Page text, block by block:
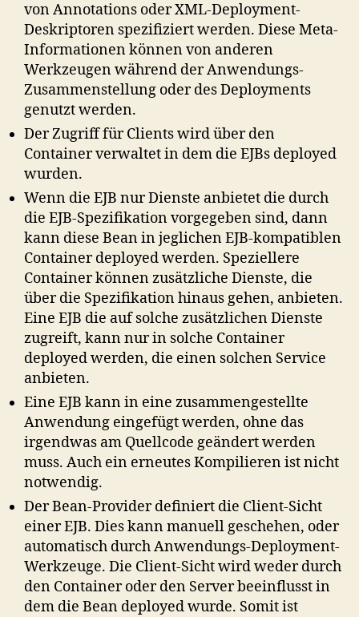
von Annotations oder XML-Deployment-
Deskriptoren spezifiziert werden. Diese Meta-
Informationen können von anderen
Werkzeugen während der Anwendungs-
Zusammenstellung oder des Deployments
genutzt werden.
Der Zugriff für Clients wird über den
Container verwaltet in dem die EJBs deployed
wurden.
Wenn die EJB nur Dienste anbietet die durch
die EJB-Spezifikation vorgegeben sind, dann
kann diese Bean in jeglichen EJB-kompatiblen
Container deployed werden. Speziellere
Container können zusätzliche Dienste, die
über die Spezifikation hinaus gehen, anbieten.
Eine EJB die auf solche zusätzlichen Dienste
zugreift, kann nur in solche Container
deployed werden, die einen solchen Service
anbieten.
Eine EJB kann in eine zusammengestellte
Anwendung eingefügt werden, ohne das
irgendwas am Quellcode geändert werden
muss. Auch ein erneutes Kompilieren ist nicht
notwendig.
Der Bean-Provider definiert die Client-Sicht
einer EJB. Dies kann manuell geschehen, oder
automatisch durch Anwendungs-Deployment-
Werkzeuge. Die Client-Sicht wird weder durch
den Container oder den Server beeinflusst in
dem die Bean deployed wurde. Somit ist